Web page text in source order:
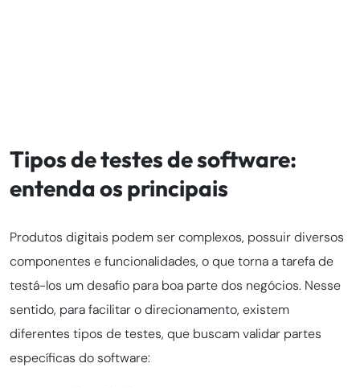
Tipos de testes de software:
entenda os principais
Produtos digitais podem ser complexos, possuir diversos
componentes e funcionalidades, o que torna a tarefa de
testá-los um desafio para boa parte dos negócios. Nesse
sentido, para facilitar o direcionamento, existem
diferentes tipos de testes, que buscam validar partes
específicas do software: